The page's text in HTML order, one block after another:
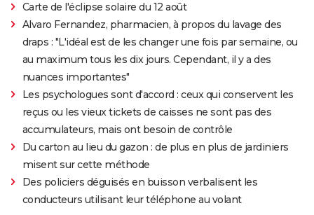
Carte de l'éclipse solaire du 12 août
Alvaro Fernandez, pharmacien, à propos du lavage des
draps : "L'idéal est de les changer une fois par semaine, ou
au maximum tous les dix jours. Cependant, il y a des
nuances importantes"
Les psychologues sont d'accord : ceux qui conservent les
reçus ou les vieux tickets de caisses ne sont pas des
accumulateurs, mais ont besoin de contrôle
Du carton au lieu du gazon : de plus en plus de jardiniers
misent sur cette méthode
Des policiers déguisés en buisson verbalisent les
conducteurs utilisant leur téléphone au volant